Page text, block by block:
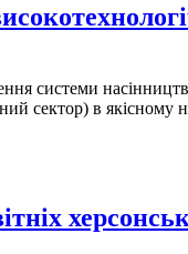
системи
сектор) в якісному